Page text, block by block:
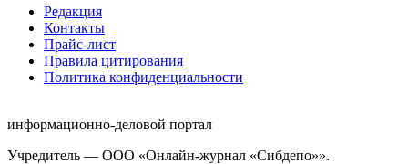
Редакция
Контакты
Прайс-лист
Правила цитирования
Политика конфиденциальности
информационно-деловой портал
Учредитель — ООО «Онлайн-журнал «Сибдепо»».